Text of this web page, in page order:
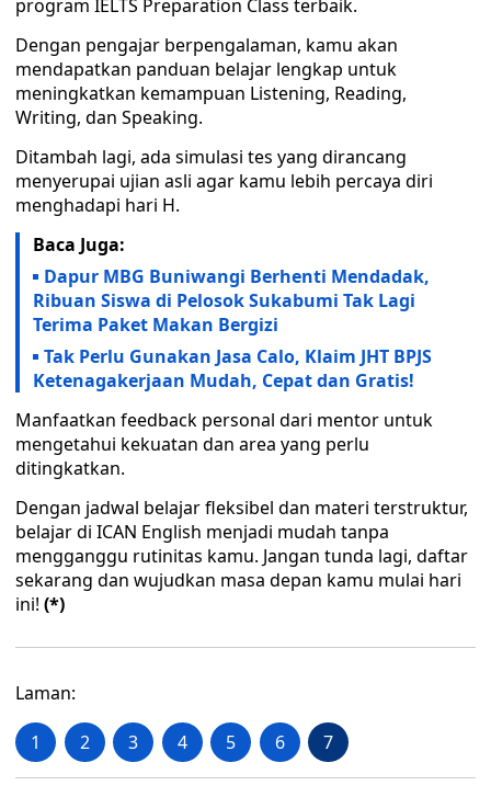
program IELTS Preparation Class terbaik.
Dengan pengajar berpengalaman, kamu akan
mendapatkan panduan belajar lengkap untuk
meningkatkan kemampuan Listening, Reading,
Writing, dan Speaking.
Ditambah lagi, ada simulasi tes yang dirancang
menyerupai ujian asli agar kamu lebih percaya diri
menghadapi hari H.
Baca Juga:
Dapur MBG Buniwangi Berhenti Mendadak,
Ribuan Siswa di Pelosok Sukabumi Tak Lagi
Terima Paket Makan Bergizi
Tak Perlu Gunakan Jasa Calo, Klaim JHT BPJS
Ketenagakerjaan Mudah, Cepat dan Gratis!
Manfaatkan feedback personal dari mentor untuk
mengetahui kekuatan dan area yang perlu
ditingkatkan.
Dengan jadwal belajar fleksibel dan materi terstruktur,
belajar di ICAN English menjadi mudah tanpa
mengganggu rutinitas kamu. Jangan tunda lagi, daftar
sekarang dan wujudkan masa depan kamu mulai hari
ini! (*)
Laman:
1 2 3 4 5 6 7